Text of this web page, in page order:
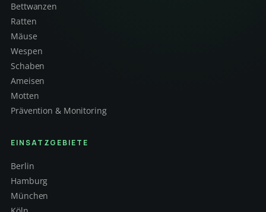
Bettwanzen
Ratten
Mäuse
Wespen
Schaben
Ameisen
Motten
Prävention & Monitoring
EINSATZGEBIETE
Berlin
Hamburg
München